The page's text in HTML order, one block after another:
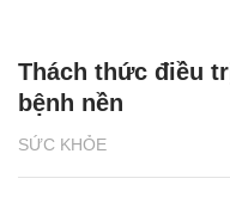
SỨC KHỎE
Thách thức điều
bệnh nền